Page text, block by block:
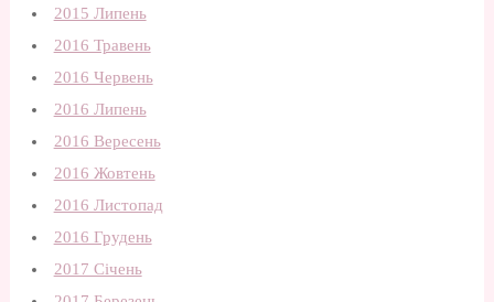
2015 Липень
2016 Травень
2016 Червень
2016 Липень
2016 Вересень
2016 Жовтень
2016 Листопад
2016 Грудень
2017 Січень